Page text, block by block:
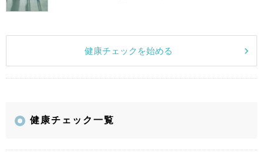
健康チェックを始める
健康チェック一覧